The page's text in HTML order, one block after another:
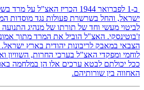
ב-1 לפברואר 1944 הכריז האצ"ל
ישראל, והחל בשרשרת פעולות נגד מוסדות
לביטוי מעשי וחד של תורתו של מנהיג התנועה
ז'בוטינסקי. האצ"ל הוביל את המרד מתוך
הצבאי במאבק לריבונות יהודית בארץ
לוחמי ומפקדי האצ"ל בערכי החרות, השוויון
ככל יכולתם לבטא ערכים אלו הן במלחמה
האחווה בין שורותיהם.